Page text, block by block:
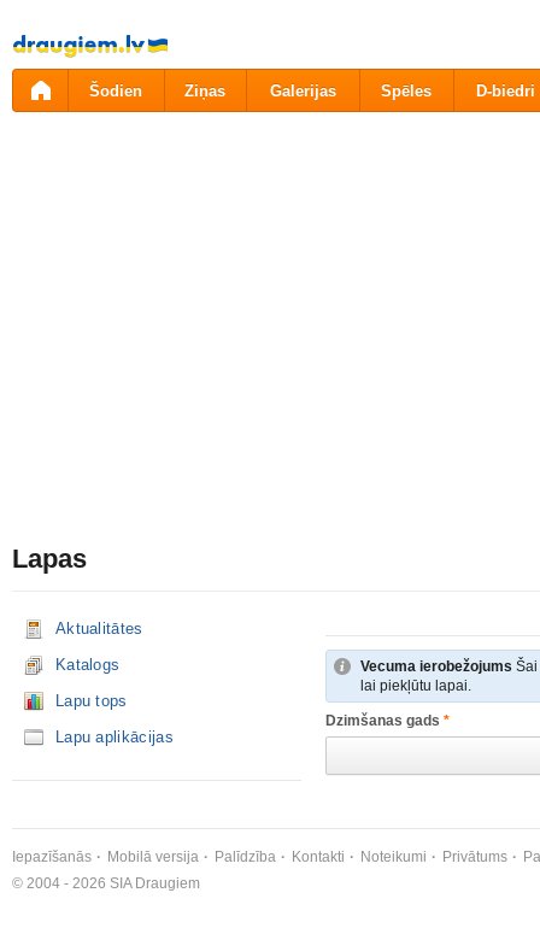
Pāriet
uz
saturu
Šodien Ziņas Galerijas Spēles D-biedri
Lapas
Aktualitātes
Katalogs
Lapu tops
Lapu aplikācijas
Vecuma ierobežojums Šai
lai piekļūtu lapai.
Dzimšanas gads *
Iepazīšanās Mobilā versija Palīdzība Kontakti Noteikumi Privātums
© 2004 - 2026 SIA Draugiem